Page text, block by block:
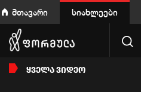
მთავარი სიახლეები
ᲧᲕᲔᲚᲐ ᲕᲘᲓᲔᲝ